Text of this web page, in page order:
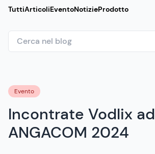
TuttiArticoliEventoNotizieProdotto
Evento
Incontrate Vodlix ad
ANGACOM 2024